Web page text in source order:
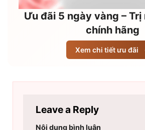
Ưu đãi 5 ngày vàng – Trị
chính hãng
Xem chi tiết ưu đãi
Leave a Reply
Nội dung bình luận